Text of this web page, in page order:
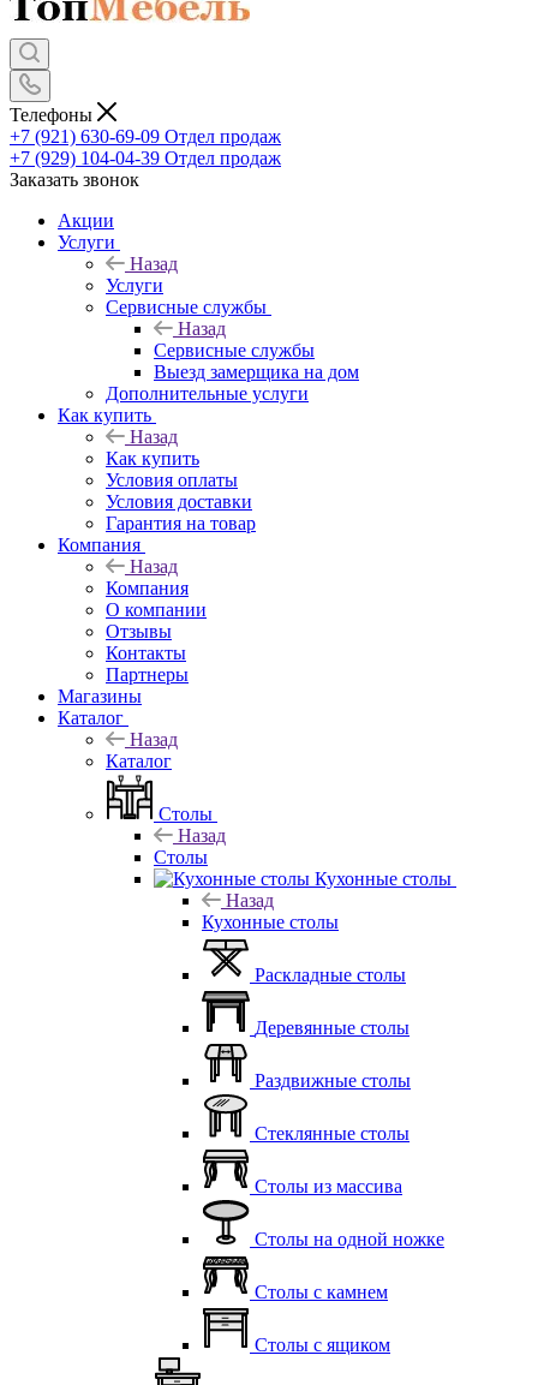
Телефоны
+7 (921) 630-69-09 Отдел продаж
+7 (929) 104-04-39 Отдел продаж
Заказать звонок
Акции
Услуги
Назад
Услуги
Сервисные службы
Назад
Сервисные службы
Выезд замерщика на дом
Дополнительные услуги
Как купить
Назад
Как купить
Условия оплаты
Условия доставки
Гарантия на товар
Компания
Назад
Компания
О компании
Отзывы
Контакты
Партнеры
Магазины
Каталог
Назад
Каталог
Столы
Назад
Столы
Кухонные столы
Назад
Кухонные столы
Раскладные столы
Деревянные столы
Раздвижные столы
Стеклянные столы
Столы из массива
Столы на одной ножке
Столы с камнем
Столы с ящиком